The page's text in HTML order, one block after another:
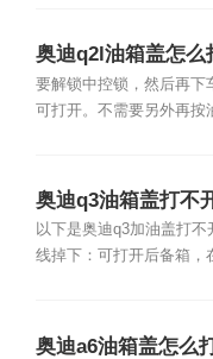
奥迪q2l油箱盖怎么
要解锁中控锁，然后再下
可打开。不需要另外再按
奥迪q3油箱盖打不
以下是奥迪q3加油盖打
线掉下：可打开后备箱，
奥迪a6油箱盖怎么